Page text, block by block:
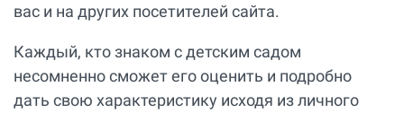
вас и на других посетителей сайта.
Каждый, кто знаком с детским садом
несомненно сможет его оценить и подробно
дать свою характеристику исходя из личного